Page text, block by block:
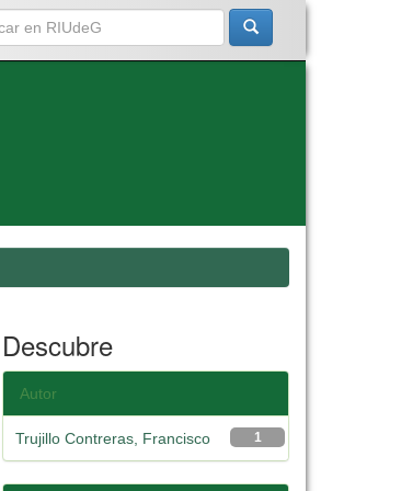
Descubre
Autor
1
Trujillo Contreras, Francisco